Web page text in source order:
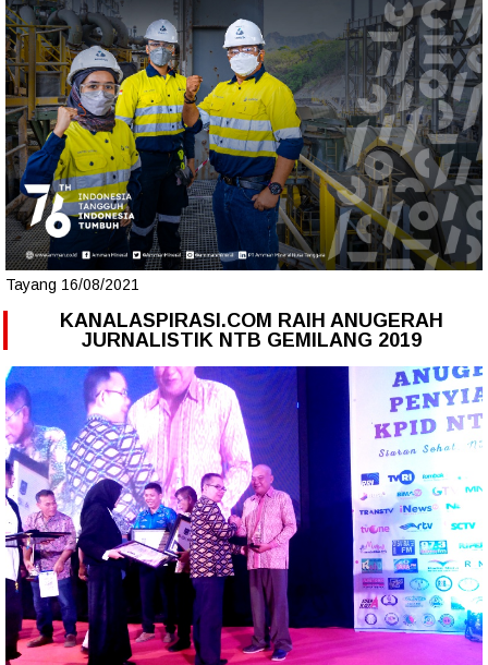
Tayang 16/08/2021
KANALASPIRASI.COM RAIH ANUGERAH
JURNALISTIK NTB GEMILANG 2019